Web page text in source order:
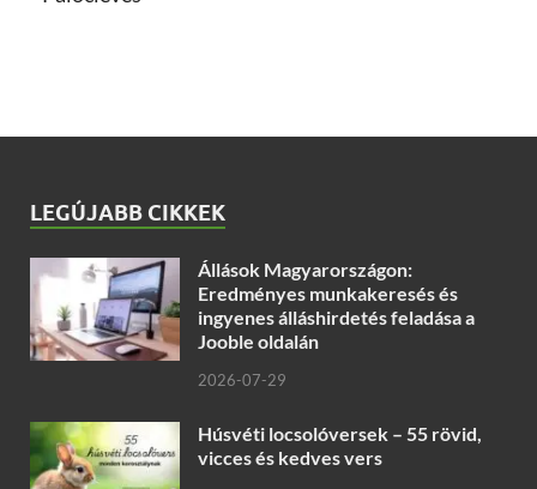
LEGÚJABB CIKKEK
Állások Magyarországon:
Eredményes munkakeresés és
ingyenes álláshirdetés feladása a
Jooble oldalán
2026-07-29
Húsvéti locsolóversek – 55 rövid,
vicces és kedves vers